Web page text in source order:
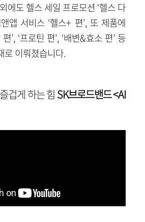
외에도 헬스 세일 프로모션 ‘헬스 다
앱 서비스 ‘헬스+ 편’, 또 제품에
’, ‘프로틴 편’, ‘배변&효소 편’ 등
로 이뤄졌습니다.
겁게 하는 힘 SK브로드밴드 <AI